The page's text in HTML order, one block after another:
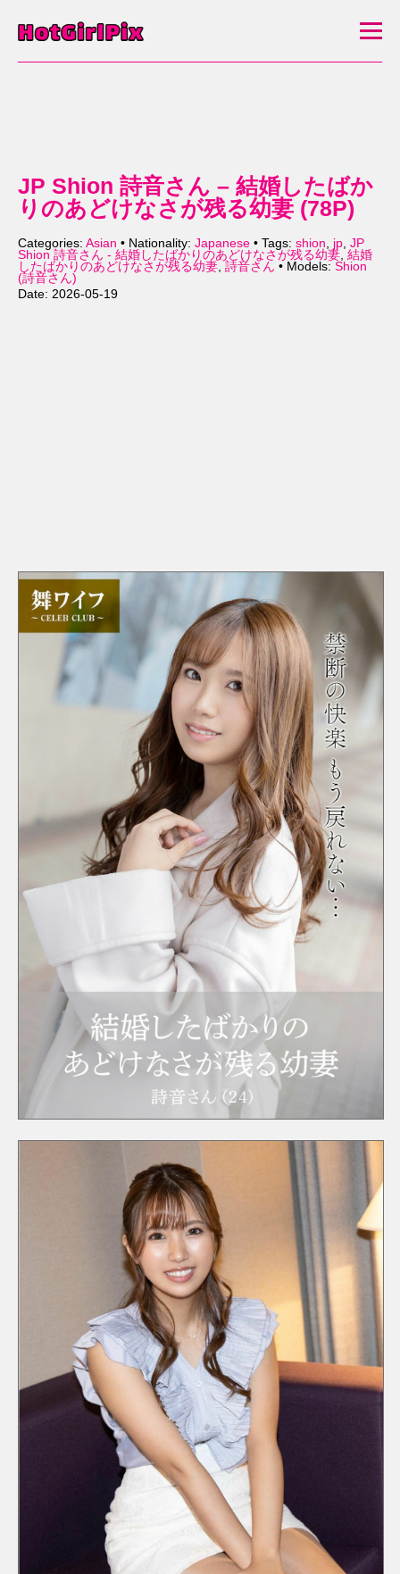
JP Shion 詩音さん – 結婚したばか
りのあどけなさが残る幼妻 (78P)
Categories: Asian • Nationality: Japanese • Tags: shion, jp, JP
Shion 詩音さん - 結婚したばかりのあどけなさが残る幼妻, 結婚
したばかりのあどけなさが残る幼妻, 詩音さん • Models: Shion
(詩音さん)
Date: 2026-05-19